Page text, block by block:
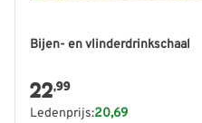
Bijen- en vlinderdrinkschaal
22,99
Ledenprijs:20,69